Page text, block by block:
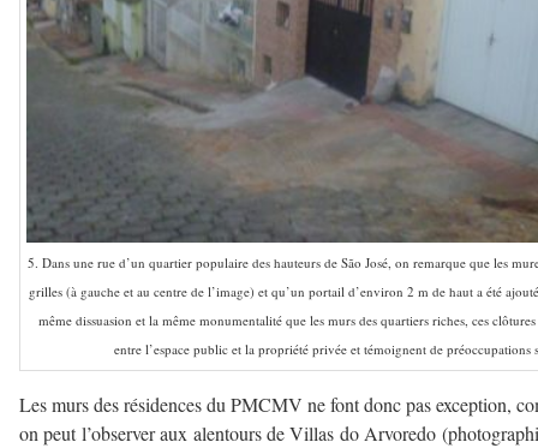
5. Dans une rue d’un quartier populaire des hauteurs de São José, on remarque que les
grilles (à gauche et au centre de l’image) et qu’un portail d’environ 2 m de haut a été
même dissuasion et la même monumentalité que les murs des quartiers riches, ces
entre l’espace public et la propriété privée et témoignent de préoccupations
Les murs des résidences du PMCMV ne font donc pas exception,
on peut l’observer aux alentours de Villas do Arvoredo